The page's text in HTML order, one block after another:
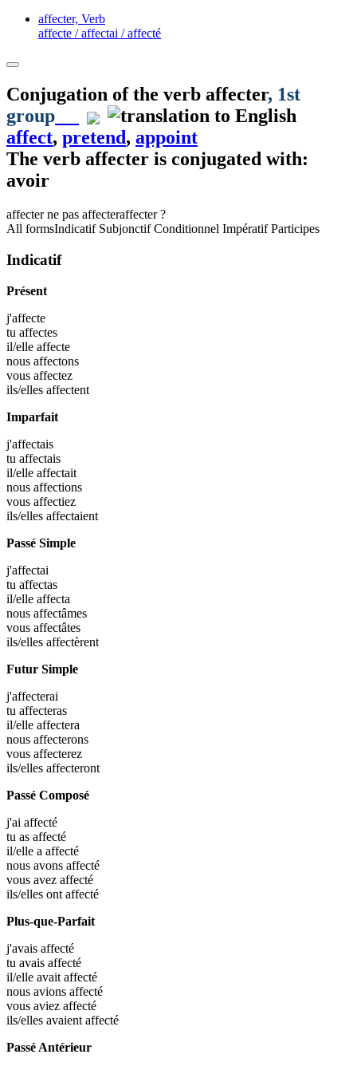
affecter, Verb
affecte / affectai / affecté
Conjugation of the verb affecter, 1st
group
affect, pretend, appoint
The verb affecter is conjugated with:
avoir
affecterne pas affecteraffecter ?
All formsIndicatif Subjonctif Conditionnel Impératif Participes
Indicatif
Présent
j'affecte
tu affectes
il/elle affecte
nous affectons
vous affectez
ils/elles affectent
Imparfait
j'affectais
tu affectais
il/elle affectait
nous affections
vous affectiez
ils/elles affectaient
Passé Simple
j'affectai
tu affectas
il/elle affecta
nous affectâmes
vous affectâtes
ils/elles affectèrent
Futur Simple
j'affecterai
tu affecteras
il/elle affectera
nous affecterons
vous affecterez
ils/elles affecteront
Passé Composé
j'ai affecté
tu as affecté
il/elle a affecté
nous avons affecté
vous avez affecté
ils/elles ont affecté
Plus-que-Parfait
j'avais affecté
tu avais affecté
il/elle avait affecté
nous avions affecté
vous aviez affecté
ils/elles avaient affecté
Passé Antérieur